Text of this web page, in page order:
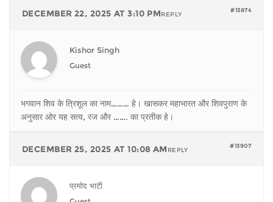
DECEMBER 22, 2025 AT 3:10 PM #13874
REPLY
Kishor Singh
Guest
भगवान शिव के त्रिशूल का नाम……… हे। खासकर महाभारत और शिवपुराण के
अनुसार ओर यह सत्व, रज और ……. का प्रतीक हे।
DECEMBER 25, 2025 AT 10:08 AM #13907
REPLY
प्रमोद भाटी